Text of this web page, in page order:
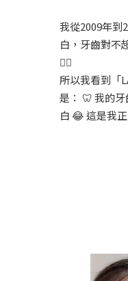
我從2009年到
白，牙齒對不
👎🏻
所以我看到「
是： 🦷 我的
白 😂 這是我